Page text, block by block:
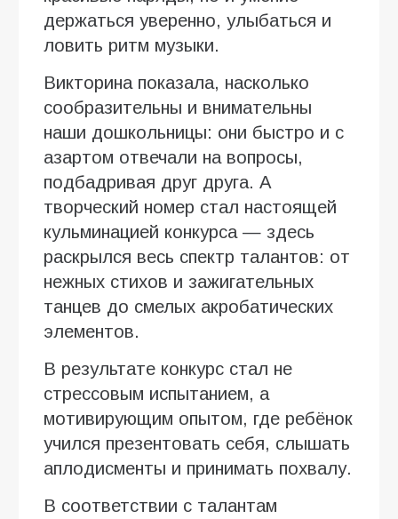
держаться уверенно, улыбаться и
ловить ритм музыки.
Викторина показала, насколько
сообразительны и внимательны
наши дошкольницы: они быстро и с
азартом отвечали на вопросы,
подбадривая друг друга. А
творческий номер стал настоящей
кульминацией конкурса — здесь
раскрылся весь спектр талантов: от
нежных стихов и зажигательных
танцев до смелых акробатических
элементов.
В результате конкурс стал не
стрессовым испытанием, а
мотивирующим опытом, где ребёнок
учился презентовать себя, слышать
аплодисменты и принимать похвалу.
В соответствии с талантам